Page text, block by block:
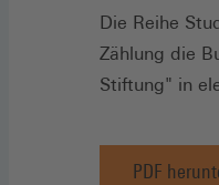
Die Reihe
Zählung die
Stiftung" in
PDF